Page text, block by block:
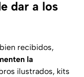
dar a los
recibidos,
la
ilustrados, kits